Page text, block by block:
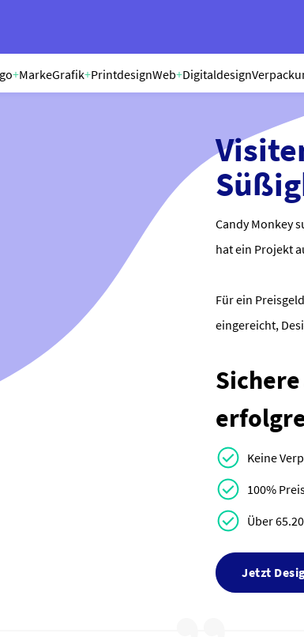
+MarkeGrafik+PrintdesignWeb+Digitaldesign
Candy Monkey
hat ein Projekt
Für ein
eingereicht,
Keine
100%
Über
Jetzt